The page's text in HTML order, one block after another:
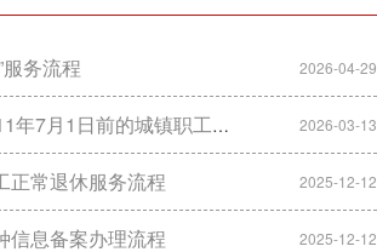
务流程 2026-04-29
镇职工基本养老保险费确认的办理服务指南 2026-03-13
正常退休服务流程 2025-12-12
信息备案办理流程 2025-12-12